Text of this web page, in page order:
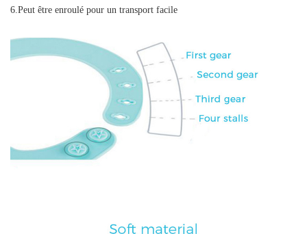
6.Peut être enroulé pour un transport facile